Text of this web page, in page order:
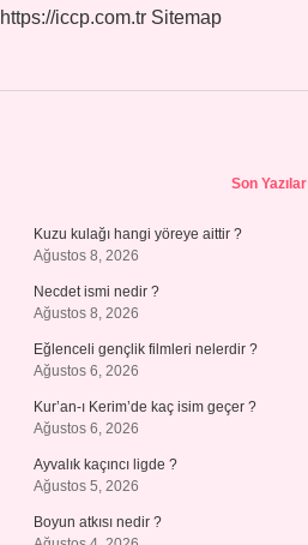
https://iccp.com.tr Sitemap
Son Yazılar
Kuzu kulağı hangi yöreye aittir ?
Ağustos 8, 2026
Necdet ismi nedir ?
Ağustos 8, 2026
Eğlenceli gençlik filmleri nelerdir ?
Ağustos 6, 2026
Kur’an-ı Kerim’de kaç isim geçer ?
Ağustos 6, 2026
Ayvalık kaçıncı ligde ?
Ağustos 5, 2026
Boyun atkısı nedir ?